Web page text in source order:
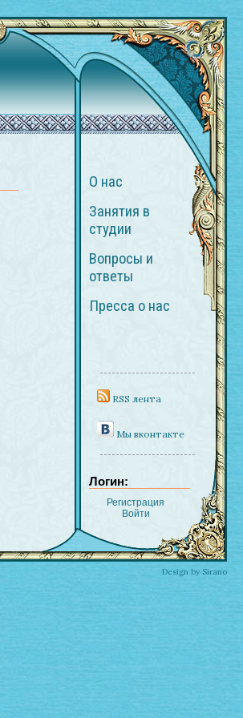
О нас
Занятия в
студии
Вопросы и
ответы
Пресса о нас
RSS лента
Мы вконтакте
Логин:
Регистрация
Войти
Design by Sirano